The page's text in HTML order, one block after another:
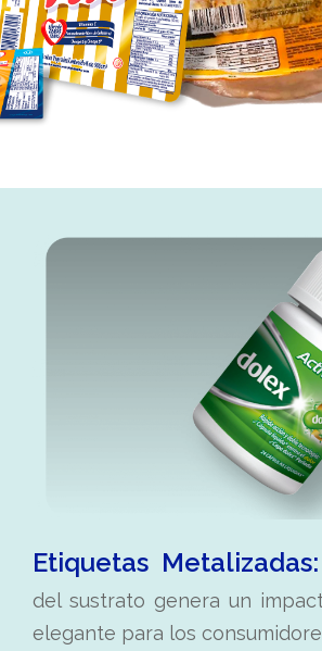
Etiquetas Metalizadas:
del sustrato genera un
elegante para los